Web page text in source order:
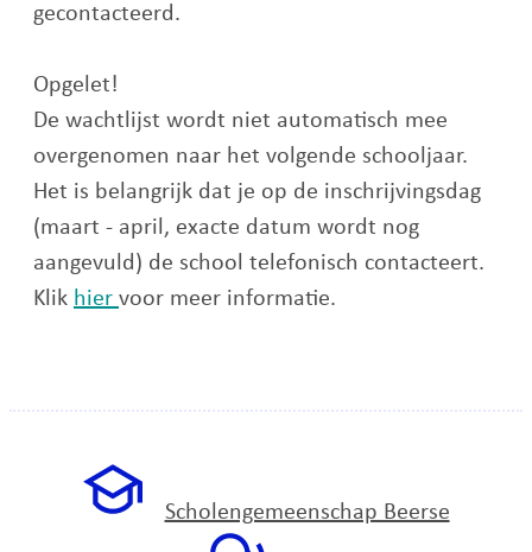
gecontacteerd.
Opgelet!
De wachtlijst wordt niet automatisch mee
overgenomen naar het volgende schooljaar.
Het is belangrijk dat je op de inschrijvingsdag
(maart - april, exacte datum wordt nog
aangevuld) de school telefonisch contacteert.
Klik hiervoor meer informatie.
Scholengemeenschap Beerse